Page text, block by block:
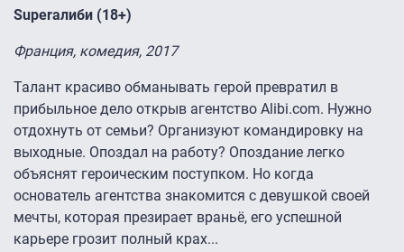
Superалиби (18+)
Франция, комедия, 2017
Талант красиво обманывать герой превратил в
прибыльное дело открыв агентство Alibi.com. Нужно
отдохнуть от семьи? Организуют командировку на
выходные. Опоздал на работу? Опоздание легко
объяснят героическим поступком. Но когда
основатель агентства знакомится с девушкой своей
мечты, которая презирает враньё, его успешной
карьере грозит полный крах...